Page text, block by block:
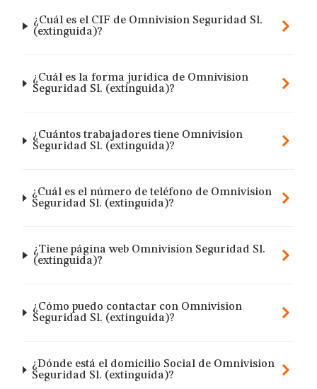
¿Cuál es el CIF de Omnivision Seguridad Sl.
(extinguida)?
¿Cuál es la forma jurídica de Omnivision
Seguridad Sl. (extinguida)?
¿Cuántos trabajadores tiene Omnivision
Seguridad Sl. (extinguida)?
¿Cuál es el número de teléfono de Omnivision
Seguridad Sl. (extinguida)?
¿Tiene página web Omnivision Seguridad Sl.
(extinguida)?
¿Cómo puedo contactar con Omnivision
Seguridad Sl. (extinguida)?
¿Dónde está el domicilio Social de Omnivision
Seguridad Sl. (extinguida)?